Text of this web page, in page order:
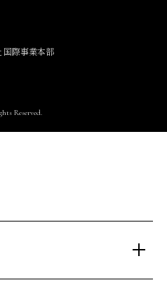
国際事業本部
Reserved.